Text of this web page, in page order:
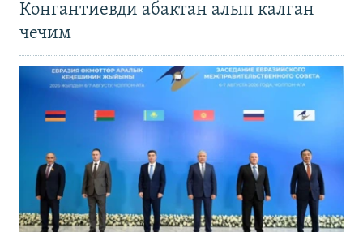
Конгантиевди абактан алып калган
чечим